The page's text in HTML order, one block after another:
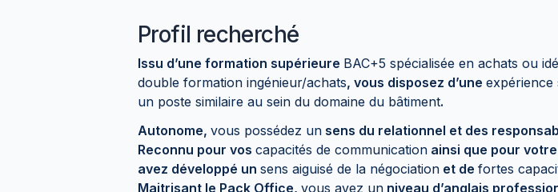
Profil recherché
Issu d’une formation supérieure BAC+5 spécialisée en achats ou
double formation ingénieur/achats, vous disposez d’une expérience
un poste similaire au sein du domaine du bâtiment.
Autonome, vous possédez un sens du relationnel et des
Reconnu pour vos capacités de communication ainsi que pour
avez développé un sens aiguisé de la négociation et de fortes
Maitrisant le Pack Office, vous avez un niveau d’anglais